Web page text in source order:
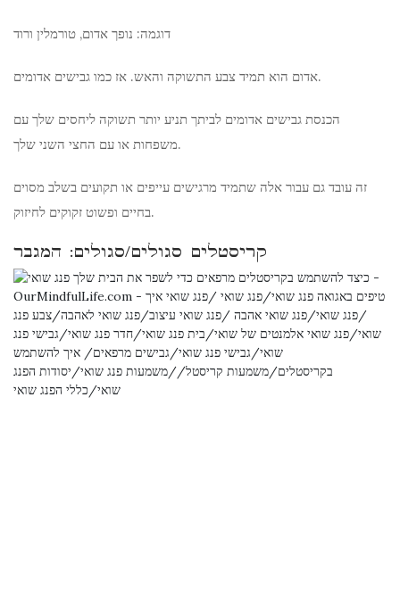
דוגמה: נופך אדום, טורמלין ורוד
אדום הוא תמיד צבע התשוקה והאש. אז כמו גבישים אדומים.
הכנסת גבישים אדומים לביתך תניע יותר תשוקה ליחסים שלך עם
משפחות או עם החצי השני שלך.
זה עובד גם עבור אלה שתמיד מרגישים עייפים או תקועים בשלב מסוים
בחיים ופשוט זקוקים לחיזוק.
קריסטלים סגולים/סגולים: המגבר